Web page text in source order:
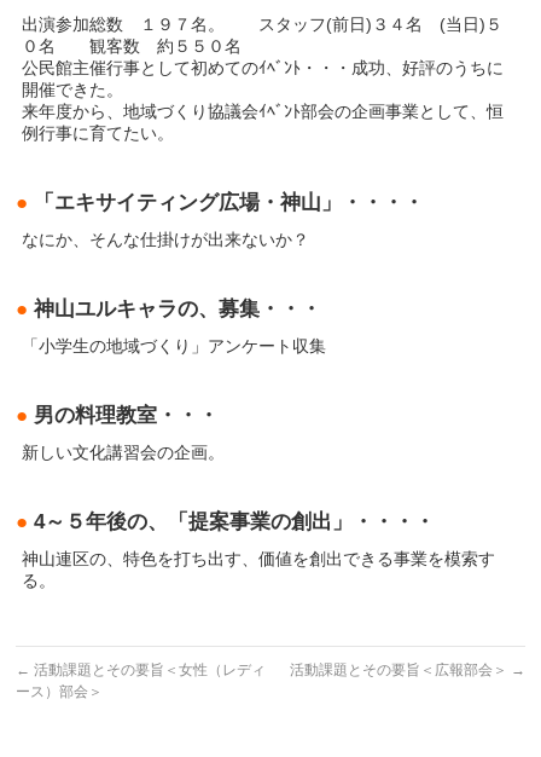
出演参加総数 １９７名。 スタッフ(前日)３４名 (当日)５
０名 観客数 約５５０名
公民館主催行事として初めてのｲﾍﾞﾝﾄ・・・成功、好評のうちに
開催できた。
来年度から、地域づくり協議会ｲﾍﾞﾝﾄ部会の企画事業として、恒
例行事に育てたい。
● 「エキサイティング広場・神山」・・・・
なにか、そんな仕掛けが出来ないか？
● 神山ユルキャラの、募集・・・
「小学生の地域づくり」アンケート収集
● 男の料理教室・・・
新しい文化講習会の企画。
● 4～５年後の、「提案事業の創出」・・・・
神山連区の、特色を打ち出す、価値を創出できる事業を模索す
る。
← 活動課題とその要旨＜女性（レディ
ース）部会＞
活動課題とその要旨＜広報部会＞ →